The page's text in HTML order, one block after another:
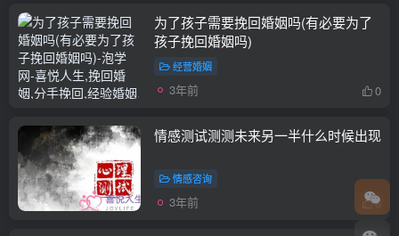
为了孩子需要挽回婚姻吗(有必要为了
孩子挽回婚姻吗)
经营婚姻
3年前 0
情感测试测测未来另一半什么时候出现
情感咨询
3年前 0